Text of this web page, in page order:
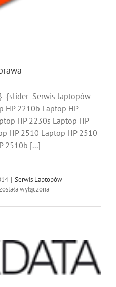
{slider Serwis laptopów
HP 2210b Laptop HP
HP 2230s Laptop HP
HP 2510 Laptop HP 2510
2510b [...]
| Serwis Laptopów
wyłączona